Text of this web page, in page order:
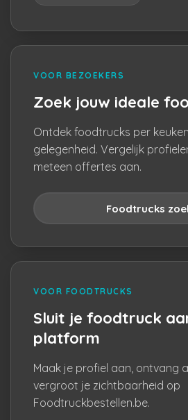
VOOR BEZOEKERS
Zoek jouw ideale
Ontdek foodtrucks per
gelegenheid. Vergelijk
meteen offertes aan.
Foodtrucks
VOOR FOODTRUCKS
Sluit je foodtruck
platform
Maak je profiel aan, ontvang
vergroot je zichtbaarheid op
Foodtruckbestellen.be.